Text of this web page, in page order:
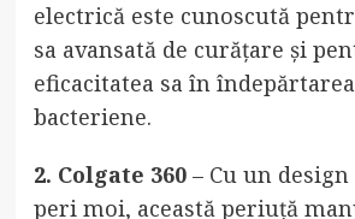
electrică este cunoscută
sa avansată de curățare și
eficacitatea sa în
bacteriene.
2. Colgate 360– Cu un
peri moi, această periuță